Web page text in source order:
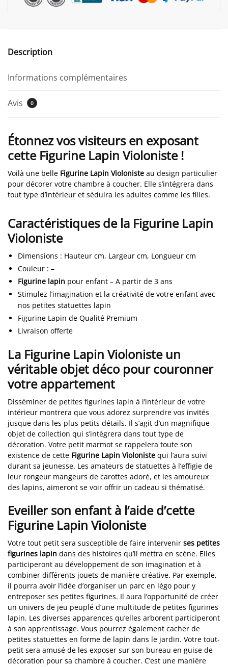
Description
Informations complémentaires
Avis 0
Étonnez vos visiteurs en exposant
cette Figurine Lapin Violoniste !
Voilà une belle Figurine Lapin Violoniste au design particulier
pour décorer votre chambre à coucher. Elle s’intégrera dans
tout type d’intérieur et séduira les adultes comme les filles.
Caractéristiques de la Figurine Lapin
Violoniste
Dimensions : Hauteur cm, Largeur cm, Longueur cm
Couleur : –
Figurine lapin pour enfant – A partir de 3 ans
Stimulez l’imagination et la créativité de votre enfant avec
nos petites statuettes lapin
Figurine Lapin de Qualité Premium
Livraison offerte
La Figurine Lapin Violoniste un
véritable objet déco pour couronner
votre appartement
Disséminer de petites figurines lapin à l’intérieur de votre
intérieur montrera que vous adorez surprendre vos invités
jusque dans les plus petits détails. Il s’agit d’un magnifique
objet de collection qui s’intègrera dans tout type de
décoration. Votre petit marmot se rappelera toute son
existence de cette Figurine Lapin Violoniste qui l’aura suivi
durant sa jeunesse. Les amateurs de statuettes à l’effigie de
leur rongeur mangeurs de carottes adoré, et les amoureux
des lapins, aimeront se voir offrir un cadeau si thématisé.
Eveiller son enfant à l’aide d’cette
Figurine Lapin Violoniste
Votre tout petit sera susceptible de faire intervenir ses petites
figurines lapin dans des histoires qu’il mettra en scène. Elles
participeront au développement de son imagination et à
combiner différents jouets de manière créative. Par exemple,
il pourra avoir l’idée d’organiser un parc en légo pour y
entreposer ses petites figurines. Il aura l’opportunité de créer
un univers de jeu peuplé d’une multitude de petites figurines
lapin. Les diverses apparences qu’elles arborent participeront
à son apprentissage. Vous pourrez également cacher de
petites statuettes en forme de lapin dans le jardin. Votre tout-
petit sera amusé de les exposer sur son bureau en guise de
décoration pour sa chambre à coucher. C’est une manière